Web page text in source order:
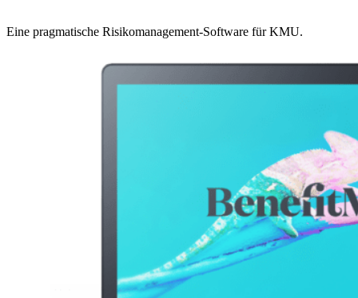
Eine pragmatische Risikomanagement-Software für KMU.